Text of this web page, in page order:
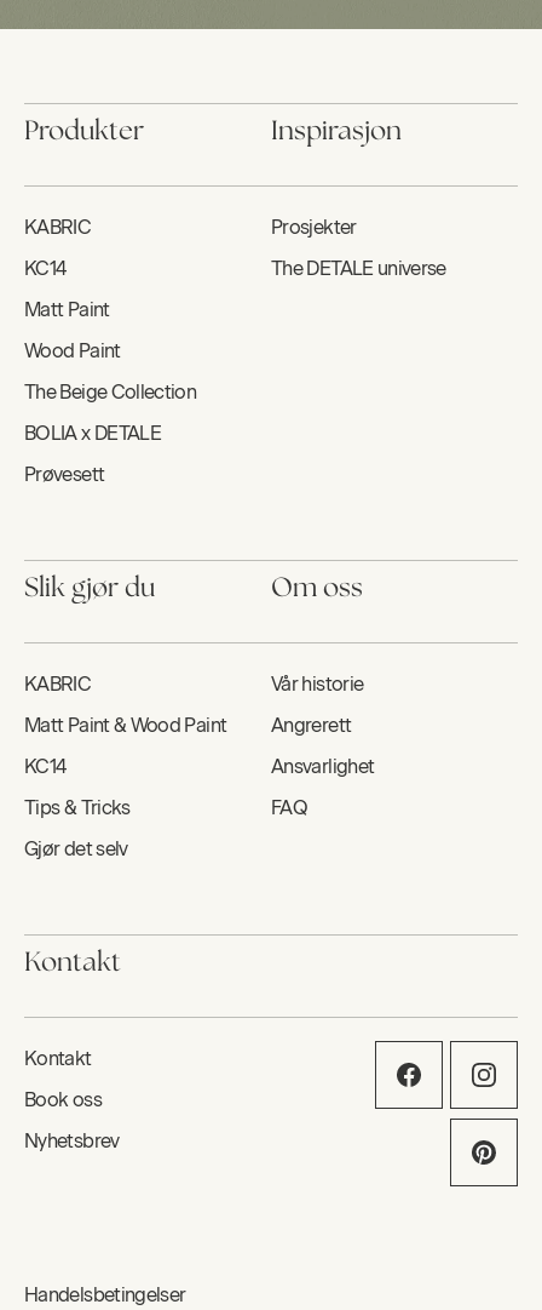
Produkter
KABRIC
KC14
Matt Paint
Wood Paint
The Beige Collection
BOLIA x DETALE
Prøvesett
Inspirasjon
Prosjekter
The DETALE universe
Slik gjør du
KABRIC
Matt Paint & Wood Paint
KC14
Tips & Tricks
Gjør det selv
Om oss
Vår historie
Angrerett
Ansvarlighet
FAQ
Kontakt
Kontakt
Book oss
Nyhetsbrev
Handelsbetingelser